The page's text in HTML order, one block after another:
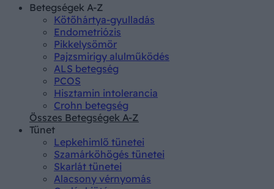
Betegségek A-Z
Kötőhártya-gyulladás
Endometriózis
Pikkelysömör
Pajzsmirigy alulműködés
ALS betegség
PCOS
Hisztamin intolerancia
Crohn betegség
Összes Betegségek A-Z
Tünet
Lepkehimlő tünetei
Szamárköhögés tünetei
Skarlát tünetei
Alacsony vérnyomás